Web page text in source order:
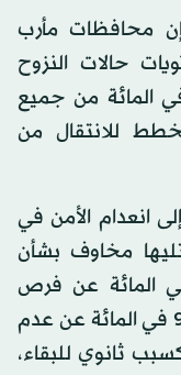
محافظات مأرب
حالات النزوح
فقد أظهرت أن نحو 41 في المائة من جميع
للانتقال من
انعدام الأمن في
المائة)، تليها مخاوف بشأن
كسب العيش (تحدث 35 في المائة عن فرص
كسب العيش في المواقع الحالية، و9 في المائة عن عدم
ثانوي للبقاء،